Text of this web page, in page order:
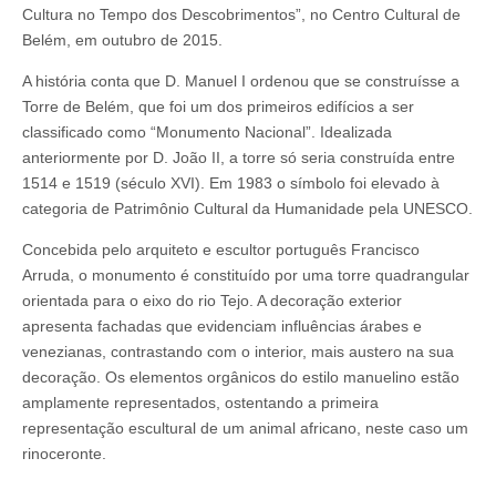
Cultura no Tempo dos Descobrimentos”, no Centro Cultural de
Belém, em outubro de 2015.
A história conta que D. Manuel I ordenou que se construísse a
Torre de Belém, que foi um dos primeiros edifícios a ser
classificado como “Monumento Nacional”. Idealizada
anteriormente por D. João II, a torre só seria construída entre
1514 e 1519 (século XVI). Em 1983 o símbolo foi elevado à
categoria de Patrimônio Cultural da Humanidade pela UNESCO.
Concebida pelo arquiteto e escultor português Francisco
Arruda, o monumento é constituído por uma torre quadrangular
orientada para o eixo do rio Tejo. A decoração exterior
apresenta fachadas que evidenciam influências árabes e
venezianas, contrastando com o interior, mais austero na sua
decoração. Os elementos orgânicos do estilo manuelino estão
amplamente representados, ostentando a primeira
representação escultural de um animal africano, neste caso um
rinoceronte.